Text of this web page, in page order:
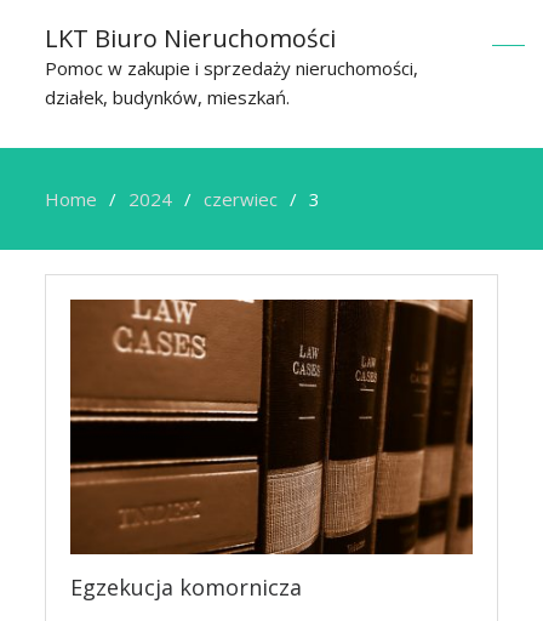
LKT Biuro Nieruchomości
Pomoc w zakupie i sprzedaży nieruchomości,
działek, budynków, mieszkań.
Home 2024 czerwiec 3
Egzekucja komornicza